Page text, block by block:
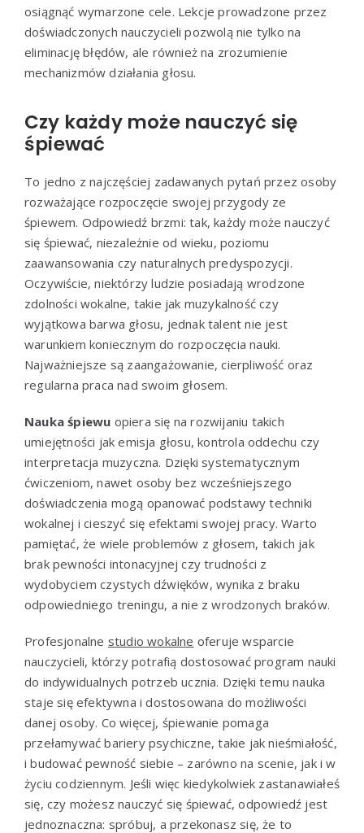
osiągnąć wymarzone cele. Lekcje prowadzone przez
doświadczonych nauczycieli pozwolą nie tylko na
eliminację błędów, ale również na zrozumienie
mechanizmów działania głosu.
Czy każdy może nauczyć się
śpiewać
To jedno z najczęściej zadawanych pytań przez osoby
rozważające rozpoczęcie swojej przygody ze
śpiewem. Odpowiedź brzmi: tak, każdy może nauczyć
się śpiewać, niezależnie od wieku, poziomu
zaawansowania czy naturalnych predyspozycji.
Oczywiście, niektórzy ludzie posiadają wrodzone
zdolności wokalne, takie jak muzykalność czy
wyjątkowa barwa głosu, jednak talent nie jest
warunkiem koniecznym do rozpoczęcia nauki.
Najważniejsze są zaangażowanie, cierpliwość oraz
regularna praca nad swoim głosem.
Nauka śpiewu opiera się na rozwijaniu takich
umiejętności jak emisja głosu, kontrola oddechu czy
interpretacja muzyczna. Dzięki systematycznym
ćwiczeniom, nawet osoby bez wcześniejszego
doświadczenia mogą opanować podstawy techniki
wokalnej i cieszyć się efektami swojej pracy. Warto
pamiętać, że wiele problemów z głosem, takich jak
brak pewności intonacyjnej czy trudności z
wydobyciem czystych dźwięków, wynika z braku
odpowiedniego treningu, a nie z wrodzonych braków.
Profesjonalne studio wokalne oferuje wsparcie
nauczycieli, którzy potrafią dostosować program nauki
do indywidualnych potrzeb ucznia. Dzięki temu nauka
staje się efektywna i dostosowana do możliwości
danej osoby. Co więcej, śpiewanie pomaga
przełamywać bariery psychiczne, takie jak nieśmiałość,
i budować pewność siebie – zarówno na scenie, jak i w
życiu codziennym. Jeśli więc kiedykolwiek zastanawiałeś
się, czy możesz nauczyć się śpiewać, odpowiedź jest
jednoznaczna: spróbuj, a przekonasz się, że to